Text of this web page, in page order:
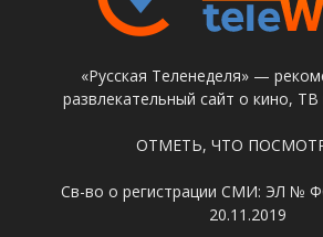
«Русская Теленеделя» —
развлекательный сайт о кино, ТВ
ОТМЕТЬ, ЧТО
Св-во о регистрации СМИ: ЭЛ №
20.11.2019